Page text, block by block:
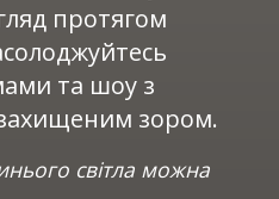
протягом
та шоу з
зором.​​
світла можна